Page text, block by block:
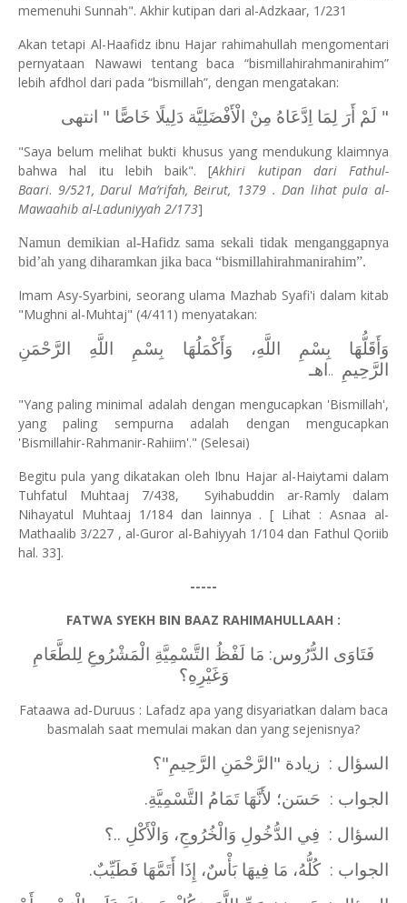
memenuhi Sunnah". Akhir kutipan dari al-Adzkaar, 1/231
Akan tetapi Al-Haafidz ibnu Hajar rahimahullah mengomentari
pernyataan Nawawi tentang baca “bismillahirahmanirahim”
lebih afdhol dari pada “bismillah”, dengan mengatakan:
" لَمْ أَرَ لِمَا اِدَّعَاهُ مِنْ الْأَفْضَلِيَّة دَلِيلًا خَاصًّا " انتهى
"Saya belum melihat bukti khusus yang mendukung klaimnya
bahwa hal itu lebih baik". [Akhiri kutipan dari Fathul-
Baari. 9/521, Darul Ma’rifah, Beirut, 1379 .Dan lihat pula al-
Mawaahib al-Laduniyyah 2/173]
Namun demikian al-Hafidz sama sekali tidak menganggapnya
bid’ah yang diharamkan jika baca “bismillahirahmanirahim”.
Imam Asy-Syarbini, seorang ulama Mazhab Syafi'i dalam kitab
"Mughni al-Muhtaj" (4/411) menyatakan:
وَأَقَلُّهَا بِسْمِ اللَّهِ، وَأَكْمَلُهَا بِسْمِ اللَّهِ الرَّحْمَنِ
الرَّحِيمِ ..اهـ
"Yang paling minimal adalah dengan mengucapkan 'Bismillah',
yang paling sempurna adalah dengan mengucapkan
'Bismillahir-Rahmanir-Rahiim'." (Selesai)
Begitu pula yang dikatakan oleh Ibnu Hajar al-Haiytami dalam
Tuhfatul Muhtaaj 7/438, Syihabuddin ar-Ramly dalam
Nihayatul Muhtaaj 1/184 dan lainnya . [ Lihat : Asnaa al-
Mathaalib 3/227 , al-Guror al-Bahiyyah 1/104 dan Fathul Qoriib
hal. 33].
-----
FATWA SYEKH BIN BAAZ RAHIMAHULLAAH :
فَتَاوَى الدُّرُوس: مَا لَفْظُ التَّسْمِيَّةِ الْمَشْرُوعِ لِلطَّعَامِ
وَغَيْرِهِ؟
Fataawa ad-Duruus : Lafadz apa yang disyariatkan dalam baca
basmalah saat memulai makan dan yang sejenisnya?
السؤال : زيادة "الرَّحْمَنِ الرَّحِيمِ"؟
الجواب : حَسَن؛ لأَنَّهَا تَمَامُ التَّسْمِيَّةِ.
السؤال : فِي الدُّخُولِ وَالْخُرُوجِ، وَالْأَكْلِ ..؟
الجواب : كُلُّهُ، مَا فِيهَا بَأْسٌ، إِذَا أَتَمَّهَا فَطَيِّبٌ.